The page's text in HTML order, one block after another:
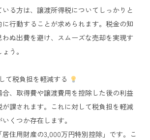
る方は、譲渡所得税についてしっかりと
行動することが求められます。税金の知
ぬ出費を避け、スムーズな売却を実現す
う。
て税負担を軽減する
、取得費や譲渡費用を控除した後の利益
が課されます。これに対して税負担を軽減
くつか存在します。
居住用財産の3,000万円特別控除」です。こ